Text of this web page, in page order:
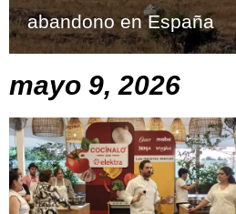
abandono en España
mayo 9, 2026